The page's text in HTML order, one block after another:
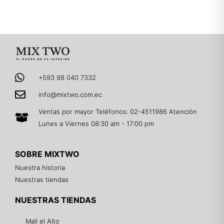
+593 98 040 7332
info@mixtwo.com.ec
Ventas por mayor Teléfonos: 02-4511986 Atención
Lunes a Viernes 08:30 am - 17:00 pm
SOBRE MIXTWO
Nuestra historia
Nuestras tiendas
NUESTRAS TIENDAS
Mall el Alto